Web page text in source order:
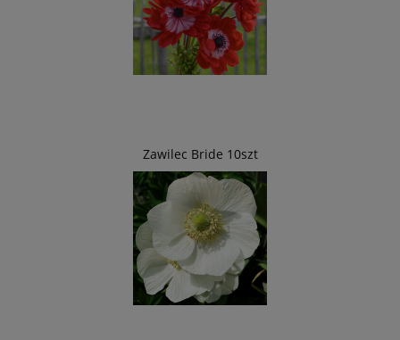
Zawilec Bride 10szt